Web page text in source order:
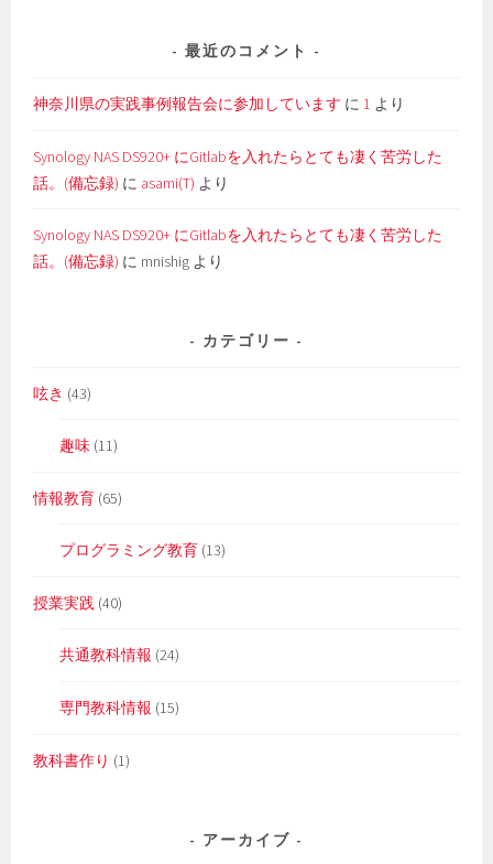
最近のコメント
神奈川県の実践事例報告会に参加しています に 1 より
Synology NAS DS920+ にGitlabを入れたらとても凄く苦労した
話。(備忘録) に asami(T) より
Synology NAS DS920+ にGitlabを入れたらとても凄く苦労した
話。(備忘録) に mnishig より
カテゴリー
呟き (43)
趣味 (11)
情報教育 (65)
プログラミング教育 (13)
授業実践 (40)
共通教科情報 (24)
専門教科情報 (15)
教科書作り (1)
アーカイブ